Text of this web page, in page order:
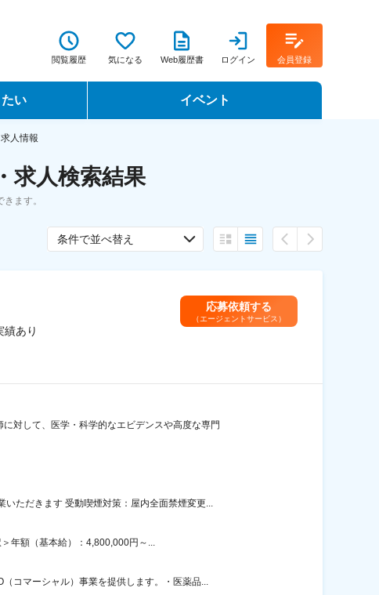
閲覧履歴 気になる Web履歴書 ログイン 会員登録
い イベント
転職フェア
人情報
求人検索結果
ます。
条件で並べ替え
績あり
応募依頼する
（エージェントサービス）
対して、医学・科学的なエビデンスや高度な専門
ただきます 受動喫煙対策：屋内全面禁煙変更...
年額（基本給）：4,800,000円～...
コマーシャル）事業を提供します。・医薬品...